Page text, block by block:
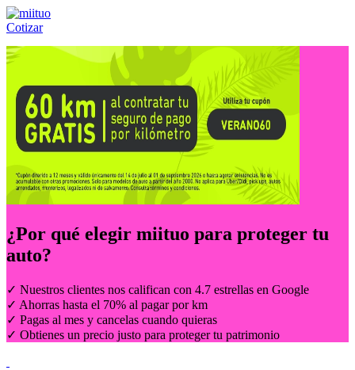
Cotizar
Llámanos al:(55) 84-21-05-00 ó
¿Por qué elegir miituo para proteger tu
auto?
✓ Nuestros clientes nos califican con 4.7 estrellas en Google
✓ Ahorras hasta el 70% al pagar por km
✓ Pagas al mes y cancelas cuando quieras
✓ Obtienes un precio justo para proteger tu patrimonio